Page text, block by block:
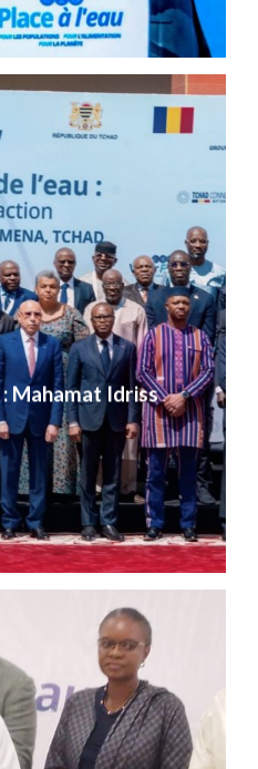
Mahamat Idriss